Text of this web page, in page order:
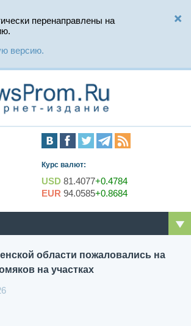
перенаправлены на
версию.
Курс валют:
USD 81.4077+0.4784
EUR 94.0585+0.8684
области пожаловались на
на участках